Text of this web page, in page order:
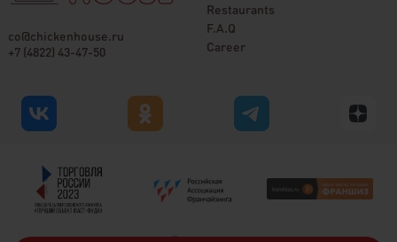
co@chickenhouse.ru
+7 (4822) 43-47-50
Restaurants
F.A.Q
Career